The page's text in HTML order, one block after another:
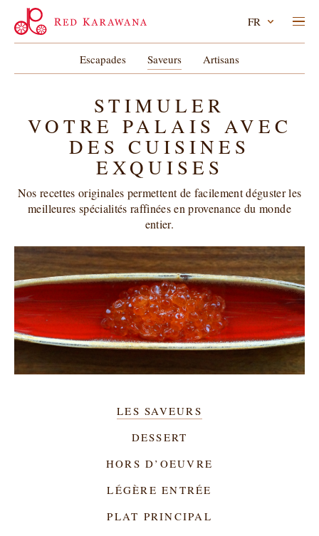
Escapades Saveurs Artisans
FR
STIMULER
VOTRE PALAIS AVEC
DES CUISINES
EXQUISES
Nos recettes originales permettent de facilement déguster les
meilleures spécialités raffinées en provenance du monde
entier.
LES SAVEURS
DESSERT
HORS D’OEUVRE
LÉGÈRE ENTRÉE
PLAT PRINCIPAL